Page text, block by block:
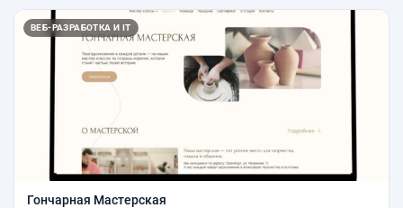
ВЕБ-РАЗРАБОТКА И IT
Гончарная Мастерская